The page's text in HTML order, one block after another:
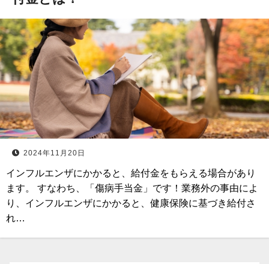
2024年11月20日
インフルエンザにかかると、給付金をもらえる場合があり
ます。 すなわち、「傷病手当金」です！業務外の事由によ
り、インフルエンザにかかると、健康保険に基づき給付さ
れ…